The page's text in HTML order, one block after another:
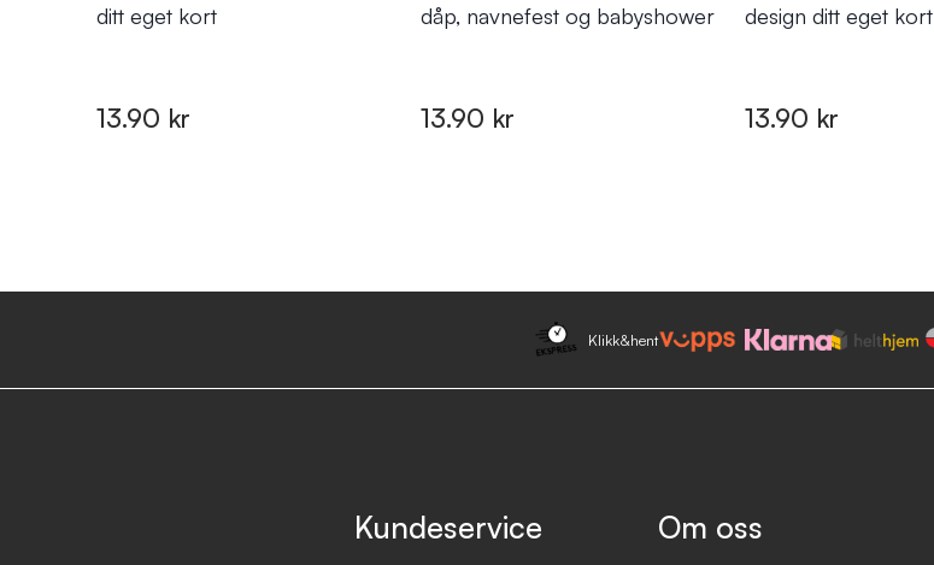
ditt eget kort
13.90 kr
dåp, navnefest og babyshower
13.90 kr
design ditt eget kort
13.90 kr
Klikk&hent
Kundeservice Om oss